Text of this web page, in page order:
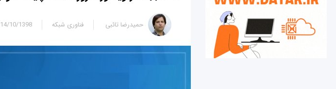
14/10/1398 - 10:25 حمیدرضا تائبی فناوری شبکه